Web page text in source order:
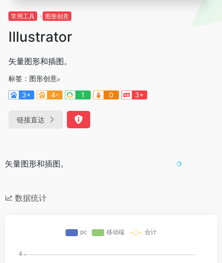
常用工具 图形创意
Illustrator
矢量图形和插图。
标签： 图形创意
3+
4- 1 0 3+
链接直达
矢量图形和插图。
数据统计